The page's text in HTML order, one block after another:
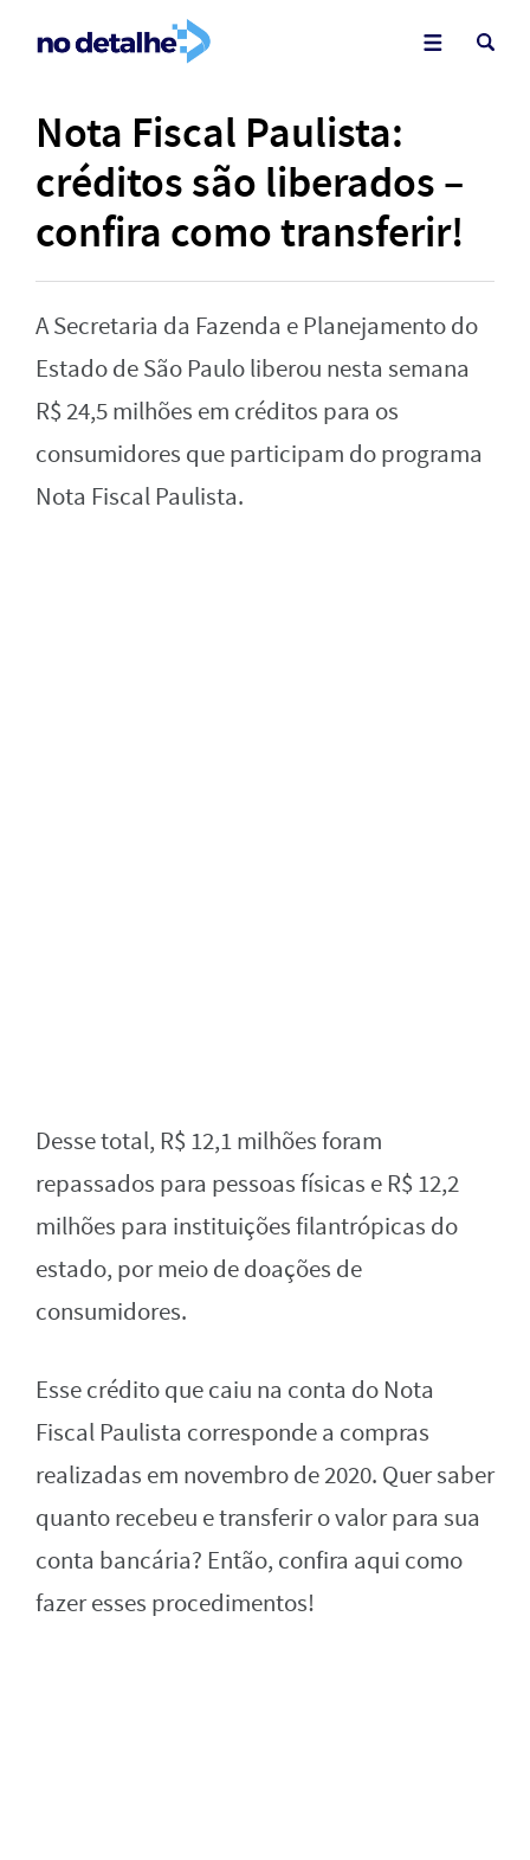
Nota Fiscal Paulista:
créditos são liberados –
confira como transferir!
A Secretaria da Fazenda e Planejamento do
Estado de São Paulo liberou nesta semana
R$ 24,5 milhões em créditos para os
consumidores que participam do programa
Nota Fiscal Paulista.
Desse total, R$ 12,1 milhões foram
repassados para pessoas físicas e R$ 12,2
milhões para instituições filantrópicas do
estado, por meio de doações de
consumidores.
Esse crédito que caiu na conta do Nota
Fiscal Paulista corresponde a compras
realizadas em novembro de 2020. Quer saber
quanto recebeu e transferir o valor para sua
conta bancária? Então, confira aqui como
fazer esses procedimentos!